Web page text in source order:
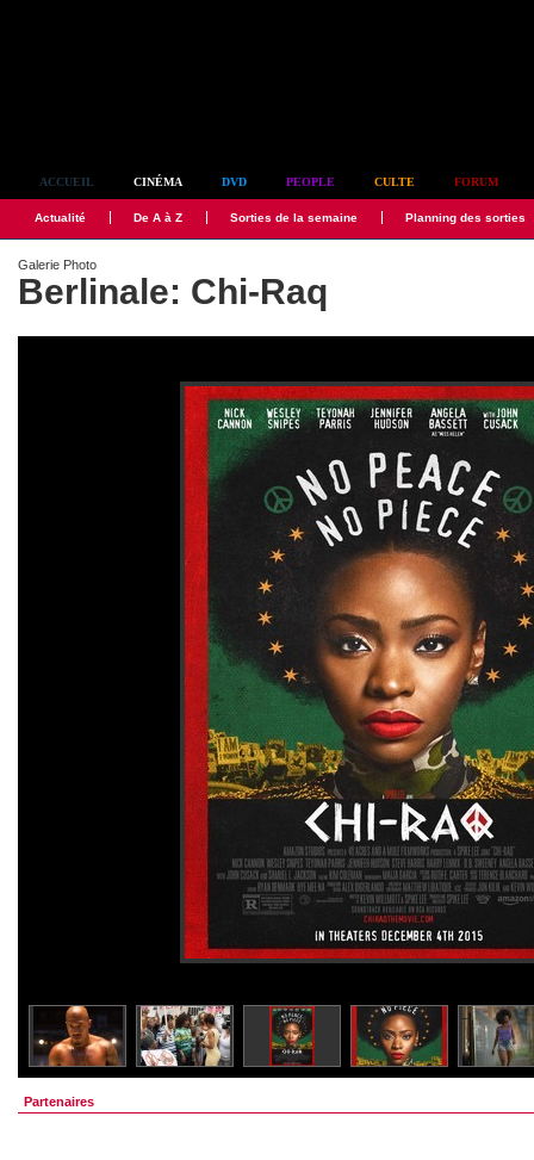
ACCUEIL CINÉMA DVD PEOPLE CULTE FORUM
Actualité De A à Z Sorties de la semaine Planning des sorties
Galerie Photo
Berlinale: Chi-Raq
Partenaires